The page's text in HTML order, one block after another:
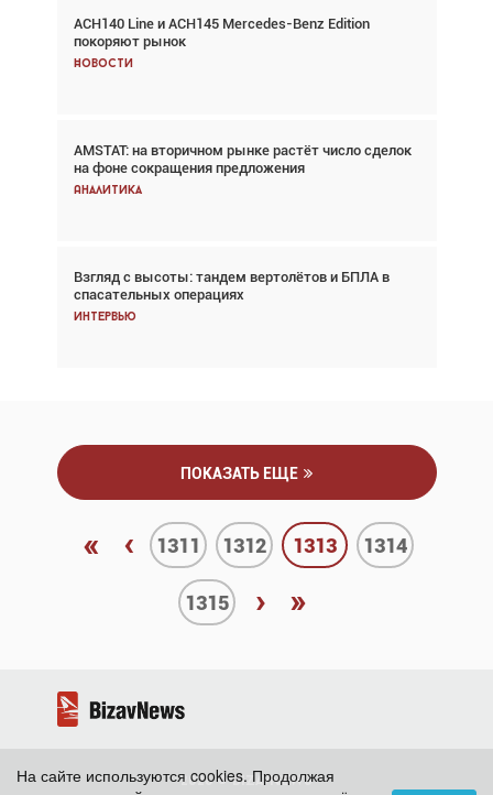
ACH140 Line и ACH145 Mercedes-Benz Edition
покоряют рынок
Новости
AMSTAT: на вторичном рынке растёт число сделок
на фоне сокращения предложения
Аналитика
Взгляд с высоты: тандем вертолётов и БПЛА в
спасательных операциях
Интервью
Авиационный фотограф Дэйв Кох: «Фотография
говорит сама за себя... а ИИ всё портит»
Новости
В городах чемпионата мира наблюдался подъём,
хотя общий трафик снизился
Аналитика
Частный самолёт – это актив. Подходите к
покупке соответствующим образом
Интервью
ПОКАЗАТЬ ЕЩЕ
« ‹ 1311 1312 1313 1314
1315 › »
2026 ©BizavNews
На сайте используются cookies. Продолжая